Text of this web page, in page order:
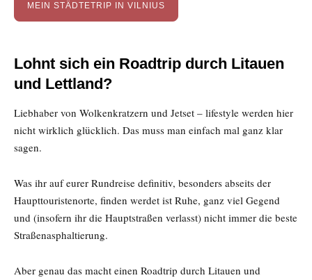
MEIN STÄDTETRIP IN VILNIUS
Lohnt sich ein Roadtrip durch Litauen
und Lettland?
Liebhaber von Wolkenkratzern und Jetset – lifestyle werden hier
nicht wirklich glücklich. Das muss man einfach mal ganz klar
sagen.
Was ihr auf eurer Rundreise definitiv, besonders abseits der
Haupttouristenorte, finden werdet ist Ruhe, ganz viel Gegend
und (insofern ihr die Hauptstraßen verlasst) nicht immer die beste
Straßenasphaltierung.
Aber genau das macht einen Roadtrip durch Litauen und